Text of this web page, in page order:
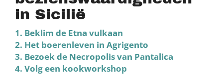
in Sicilië
1. Beklim de Etna vulkaan
2. Het boerenleven in Agrigento
3. Bezoek de Necropolis van Pantalica
4. Volg een kookworkshop